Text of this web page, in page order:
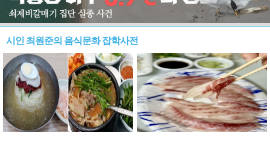
시인 최원준의 음식문화 잡학사전